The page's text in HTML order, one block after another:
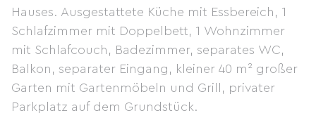
Hauses. Ausgestattete Küche mit Essbereich, 1
Schlafzimmer mit Doppelbett, 1 Wohnzimmer
mit Schlafcouch, Badezimmer, separates WC,
Balkon, separater Eingang, kleiner 40 m² großer
Garten mit Gartenmöbeln und Grill, privater
Parkplatz auf dem Grundstück.